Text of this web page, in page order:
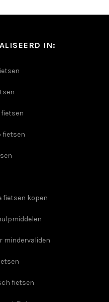
IN:
fietsen
fietsen kopen
mindervaliden
fietsen